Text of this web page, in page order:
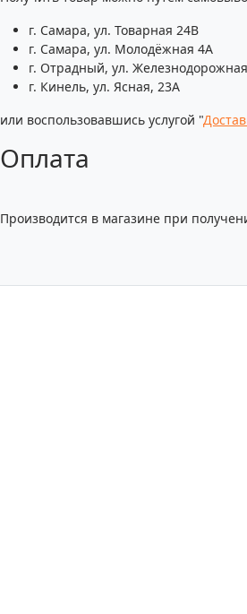
г. Самара, ул. Товарная 24В
г. Самара, ул. Молодёжная 4А
г. Отрадный, ул.
г. Кинель, ул. Ясная, 23А
или воспользовавшись услугой "
Оплата
Производится в магазине при